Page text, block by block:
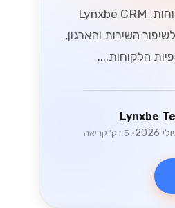
בניהול קשרי הלקוחות. Lynxbe CRM
השירות והארגון,
הלקוחות....
Lynxbe
• 5 דק׳ קריאה